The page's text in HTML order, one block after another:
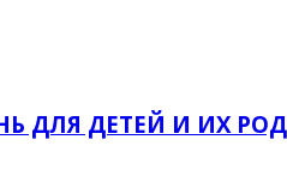
ДЕТЕЙ И ИХ